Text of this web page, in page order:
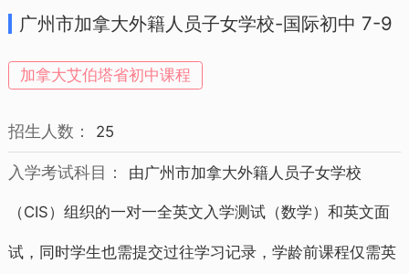
广州市加拿大外籍人员子女学校-国际初中 7-9
加拿大艾伯塔省初中课程
招生人数： 25
入学考试科目： 由广州市加拿大外籍人员子女学校
（CIS）组织的一对一全英文入学测试（数学）和英文面
试，同时学生也需提交过往学习记录，学龄前课程仅需英